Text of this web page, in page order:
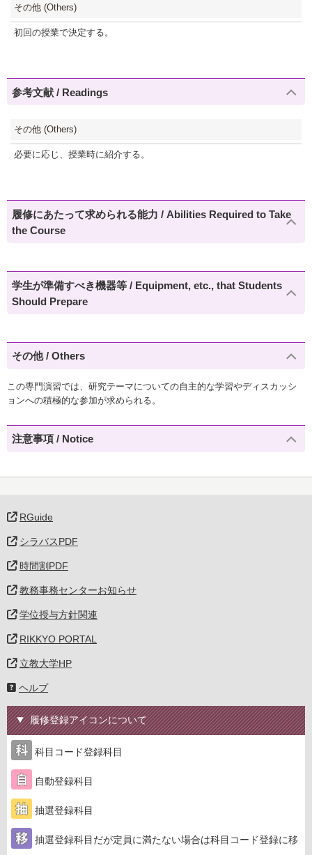
その他 (Others)
初回の授業で決定する。
参考文献 / Readings
その他 (Others)
必要に応じ、授業時に紹介する。
履修にあたって求められる能力 / Abilities Required to Take
the Course
学生が準備すべき機器等 / Equipment, etc., that Students
Should Prepare
その他 / Others
この専門演習では、研究テーマについての自主的な学習やディスカッシ
ョンへの積極的な参加が求められる。
注意事項 / Notice
RGuide
シラバスPDF
時間割PDF
教務事務センターお知らせ
学位授与方針関連
RIKKYO PORTAL
立教大学HP
ヘルプ
履修登録アイコンについて
科目コード登録科目
自動登録科目
抽選登録科目
抽選登録科目だが定員に満たない場合は科目コード登録に移